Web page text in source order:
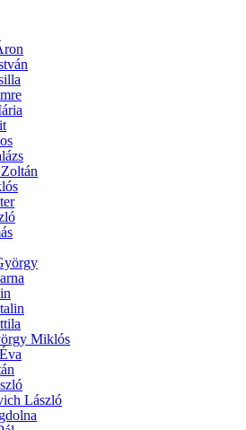
Miklós
László